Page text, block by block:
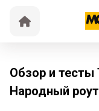
Обзор и тесты
Народный